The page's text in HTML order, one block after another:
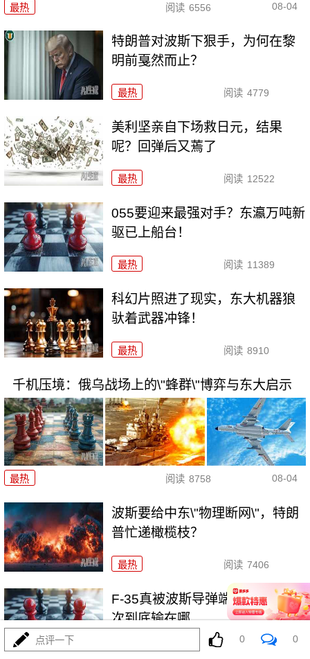
最热 阅读 6556 08-04
特朗普对波斯下狠手，为何在黎
明前戛然而止？
最热 阅读 4779
美利坚亲自下场救日元，结果
呢？回弹后又蔫了
最热 阅读 12522
055要迎来最强对手？东瀛万吨新
驱已上船台！
最热 阅读 11389
科幻片照进了现实，东大机器狼
驮着武器冲锋！
最热 阅读 8910
千机压境：俄乌战场上的\"蜂群\"博弈与东大启示
最热 阅读 8758 08-04
波斯要给中东\"物理断网\"，特朗
普忙递橄榄枝？
最热 阅读 7406
F-35真被波斯导弹端了！美军这
次到底输在哪
最热
点评一下 0 0